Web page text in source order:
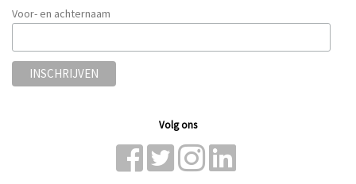
Voor- en achternaam
Volg ons